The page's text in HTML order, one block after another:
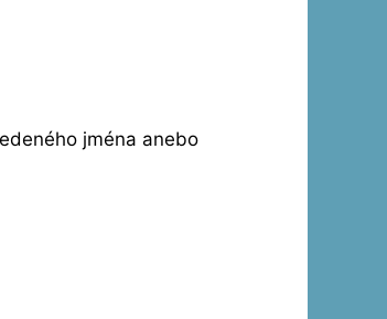
jména anebo